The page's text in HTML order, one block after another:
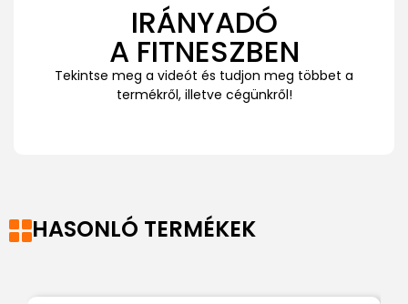
IRÁNYADÓ
A FITNESZBEN
Tekintse meg a videót és tudjon meg többet a
termékről, illetve cégünkről!
HASONLÓ TERMÉKEK